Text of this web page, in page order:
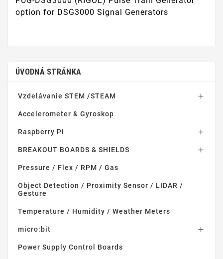
option for DSG3000 Signal Generators
ÚVODNÁ STRÁNKA
Vzdelávanie STEM /STEAM 
Accelerometer & Gyroskop
Raspberry Pi 
BREAKOUT BOARDS & SHIELDS 
Pressure / Flex / RPM / Gas
Object Detection / Proximity Sensor / LIDAR /
Gesture
Temperature / Humidity / Weather Meters
micro:bit 
Power Supply Control Boards